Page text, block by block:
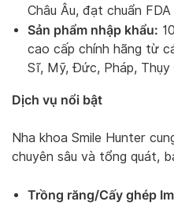
Châu Âu, đạt chuẩn FDA
Sản phẩm nhập khẩu:
cao cấp chính hãng từ
Sĩ, Mỹ, Đức, Pháp, Thụy
Dịch vụ nổi bật
Nha khoa Smile Hunter
chuyên sâu và tổng quát,
Trồng răng/Cấy ghép